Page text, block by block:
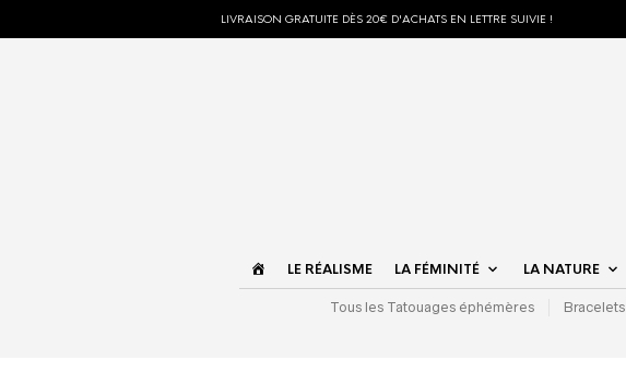
LIVRAISON GRATUITE DÈS 20€ D'ACHATS EN LETTRE SUIVIE !
ACCUEIL
LE RÉALISME LA FÉMINITÉ LA NATURE
Tous les Tatouages éphémères Bracelets